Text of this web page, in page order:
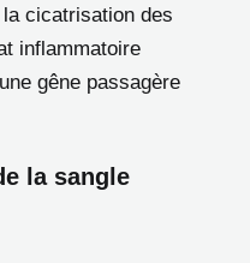
cicatrisation des
inflammatoire
gêne passagère
la sangle